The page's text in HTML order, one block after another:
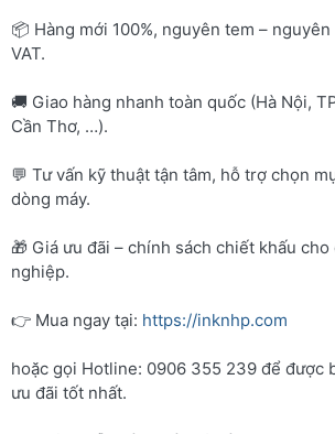
📦 Hàng mới 100%, nguyên tem –
VAT.
🚚 Giao hàng nhanh toàn quốc (Hà Nội,
Cần Thơ, …).
💬 Tư vấn kỹ thuật tận tâm, hỗ trợ chọn
dòng máy.
🎁 Giá ưu đãi – chính sách chiết khấu cho
nghiệp.
👉 Mua ngay tại: https://inknhp.com
hoặc gọi Hotline: 0906 355 239 để được
ưu đãi tốt nhất.